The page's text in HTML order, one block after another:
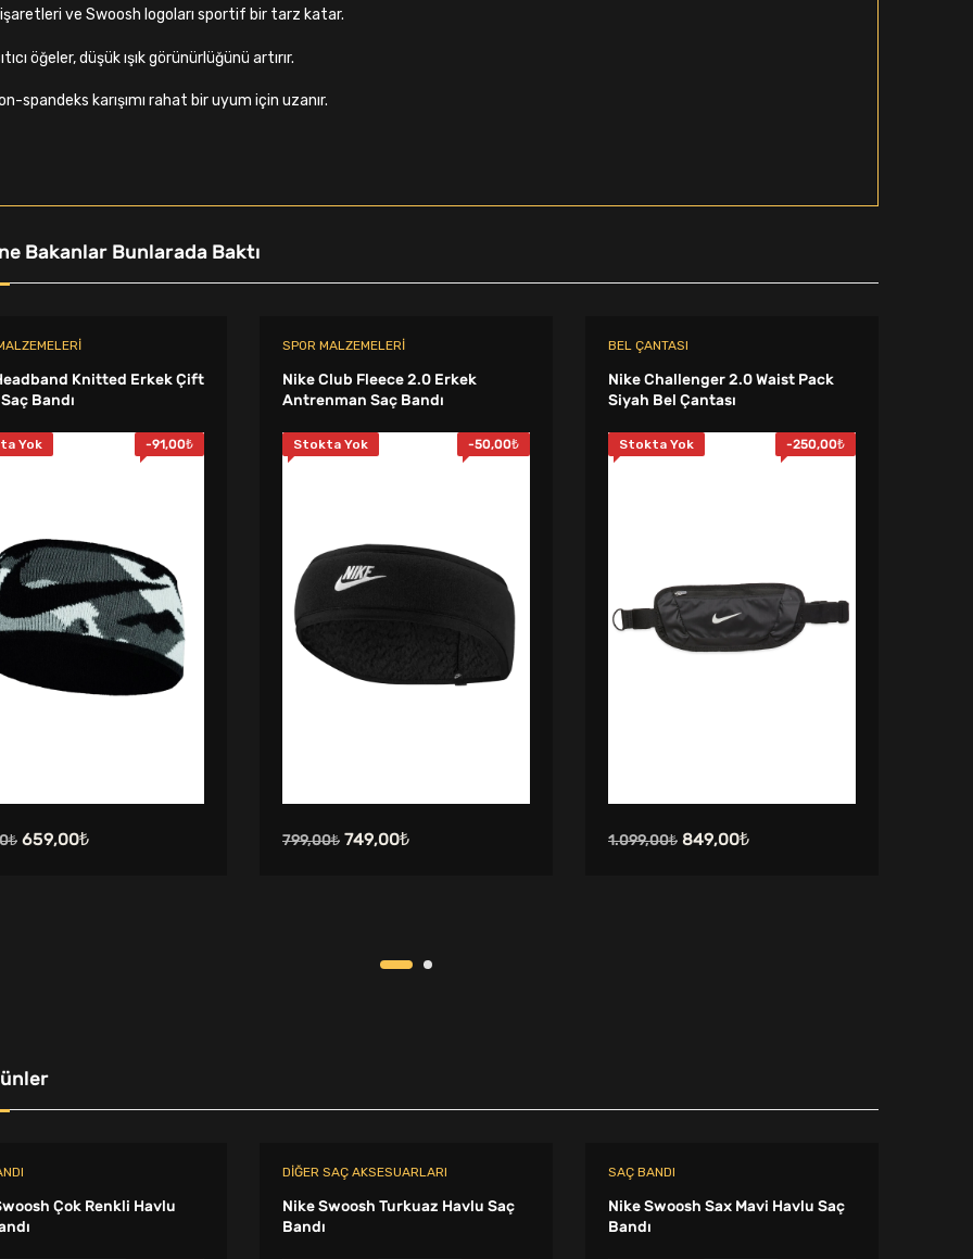
işaretleri ve Swoosh logoları sportif bir tarz katar.
öğeler, düşük ışık görünürlüğünü artırır.
spandeks karışımı rahat bir uyum için uzanır.
Bakanlar Bunlarada Baktı
Knitted Erkek Çift
Bandı
Yok -91,00₺
₺ Orijinal
659,00₺Şu
SPOR MALZEMELERI
Nike Club Fleece 2.0 Erkek
Antrenman Saç Bandı
Stokta Yok -50,00₺
799,00₺ Orijinal
749,00₺Şu
BEL ÇANTASI
Nike Challenger 2.0 Waist Pack
Siyah Bel Çantası
Stokta Yok -250,00₺
1.099,00₺ Orijinal
849,00₺Şu
Çok Renkli Havlu
DIĞER SAÇ AKSESUARLARI
Nike Swoosh Turkuaz Havlu Saç
Bandı
SAÇ BANDI
Nike Swoosh Sax Mavi Havlu Saç
Bandı